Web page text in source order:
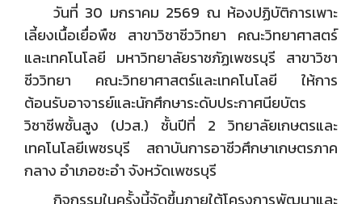
วันที่ 30 มกราคม 2569 ณ ห้องปฏิบัติการเพาะ
เลี้ยงเนื้อเยื่อพืช สาขาวิชาชีววิทยา คณะวิทยาศาสตร์
และเทคโนโลยี มหาวิทยาลัยราชภัฏเพชรบุรี สาขาวิชา
ชีววิทยา คณะวิทยาศาสตร์และเทคโนโลยี ให้การ
ต้อนรับอาจารย์และนักศึกษาระดับประกาศนียบัตร
วิชาชีพชั้นสูง (ปวส.) ชั้นปีที่ 2 วิทยาลัยเกษตรและ
เทคโนโลยีเพชรบุรี สถาบันการอาชีวศึกษาเกษตรภาค
กลาง อำเภอชะอำ จังหวัดเพชรบุรี
กิจกรรมในครั้งนี้จัดขึ้นภายใต้โครงการพัฒนาและ